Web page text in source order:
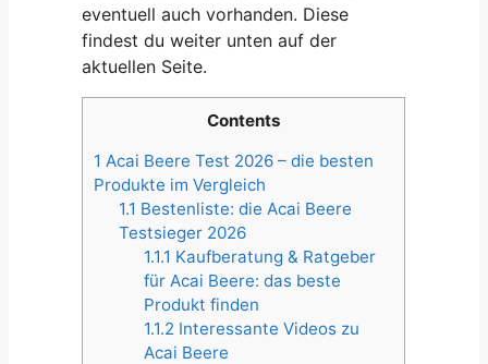
eventuell auch vorhanden. Diese
findest du weiter unten auf der
aktuellen Seite.
Contents
1 Acai Beere Test 2026 – die besten
Produkte im Vergleich
1.1 Bestenliste: die Acai Beere
Testsieger 2026
1.1.1 Kaufberatung & Ratgeber
für Acai Beere: das beste
Produkt finden
1.1.2 Interessante Videos zu
Acai Beere